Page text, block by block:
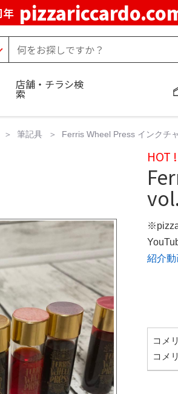
年
店舗・チラシ検
索
筆記具 Ferris Wheel Press インクチ
HOT !
紹介動
コメ
コメ